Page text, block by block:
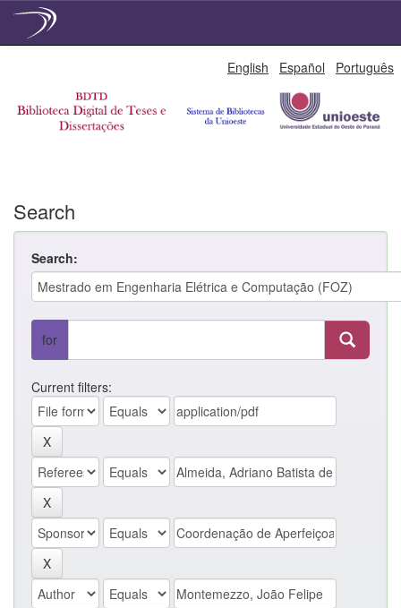
English Español Português
Search
Search:
for
Current filters: